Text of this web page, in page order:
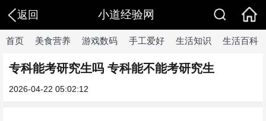
返回 小道经验网
首页 美食营养 游戏数码 手工爱好 生活知识 生活百科
专科能考研究生吗 专科能不能考研究生
2026-04-22 05:02:12